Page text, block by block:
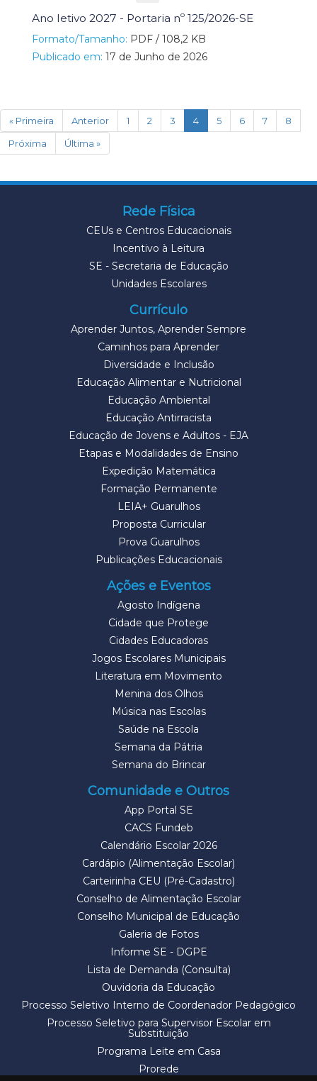
Ano letivo 2027 - Portaria nº 125/2026-SE
Formato/Tamanho: PDF / 108,2 KB
Publicado em: 17 de Junho de 2026
« Primeira Anterior 1 2 3 4(current)
5 6 7
8
Próxima
Última »
Rede Física
CEUs e Centros Educacionais
Incentivo à Leitura
SE - Secretaria de Educação
Unidades Escolares
Currículo
Aprender Juntos, Aprender Sempre
Caminhos para Aprender
Diversidade e Inclusão
Educação Alimentar e Nutricional
Educação Ambiental
Educação Antirracista
Educação de Jovens e Adultos - EJA
Etapas e Modalidades de Ensino
Expedição Matemática
Formação Permanente
LEIA+ Guarulhos
Proposta Curricular
Prova Guarulhos
Publicações Educacionais
Ações e Eventos
Agosto Indígena
Cidade que Protege
Cidades Educadoras
Jogos Escolares Municipais
Literatura em Movimento
Menina dos Olhos
Música nas Escolas
Saúde na Escola
Semana da Pátria
Semana do Brincar
Comunidade e Outros
App Portal SE
CACS Fundeb
Calendário Escolar 2026
Cardápio (Alimentação Escolar)
Carteirinha CEU (Pré-Cadastro)
Conselho de Alimentação Escolar
Conselho Municipal de Educação
Galeria de Fotos
Informe SE - DGPE
Lista de Demanda (Consulta)
Ouvidoria da Educação
Processo Seletivo Interno de Coordenador Pedagógico
Processo Seletivo para Supervisor Escolar em
Substituição
Programa Leite em Casa
Prorede